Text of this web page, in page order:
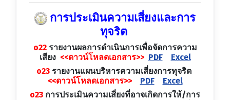
การประเมินความเสี่ยงและการ
ทุจริต
o22รายงานผลการดำเนินการเพื่อจัดการความ
เสียง <<ดาวน์โหลดเอกสาร>> PDF
Excel
o23 รายงานแผนบริหารความเสี่ยงการทุจริต
<<ดาวน์โหลดเอกสาร>>
PDF
Excel
o23 การประเมินความเสี่ยงที่อาจเกิดการให้/การ